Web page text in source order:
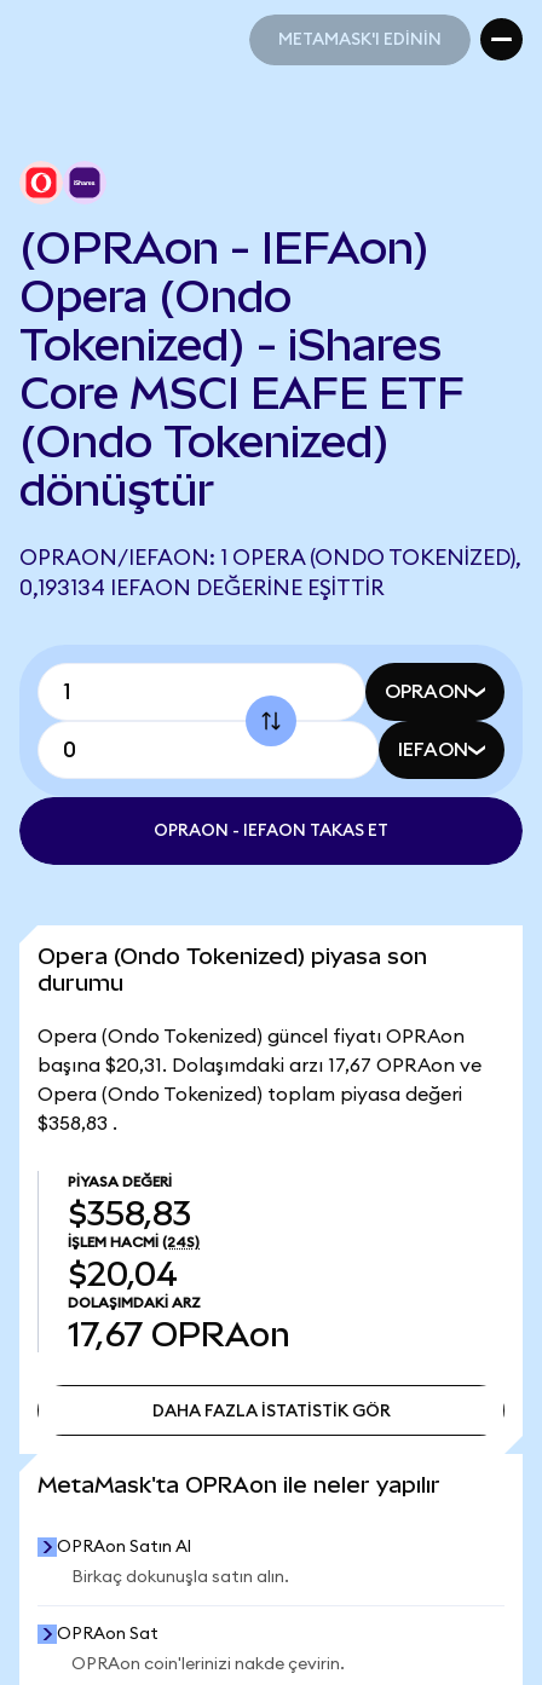
METAMASK'I EDİNİN
(OPRAon - IEFAon)
Opera (Ondo
Tokenized) - iShares
Core MSCI EAFE ETF
(Ondo Tokenized)
dönüştür
OPRAON/IEFAON: 1 OPERA (ONDO TOKENIZED),
0,193134 IEFAON DEĞERINE EŞITTIR
OPRAON
IEFAON
OPRAON - IEFAON TAKAS ET
Opera (Ondo Tokenized) piyasa son
durumu
Opera (Ondo Tokenized) güncel fiyatı OPRAon
başına $20,31. Dolaşımdaki arzı 17,67 OPRAon ve
Opera (Ondo Tokenized) toplam piyasa değeri
$358,83 .
PIYASA DEĞERI
$358,83
İŞLEM HACMI (24S)
$20,04
DOLAŞIMDAKI ARZ
17,67 OPRAon
DAHA FAZLA İSTATİSTİK GÖR
MetaMask'ta OPRAon ile neler yapılır
OPRAon Satın Al
Birkaç dokunuşla satın alın.
OPRAon Sat
OPRAon coin'lerinizi nakde çevirin.